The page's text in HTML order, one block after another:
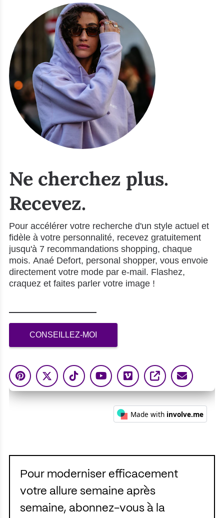
Pour moderniser efficacement
votre allure semaine après
semaine, abonnez-vous à la